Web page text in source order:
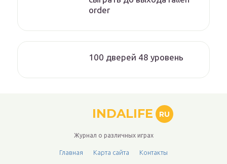
order
100 дверей 48 уровень
INDALIFE RU
Журнал о различных играх
Главная Карта сайта Контакты